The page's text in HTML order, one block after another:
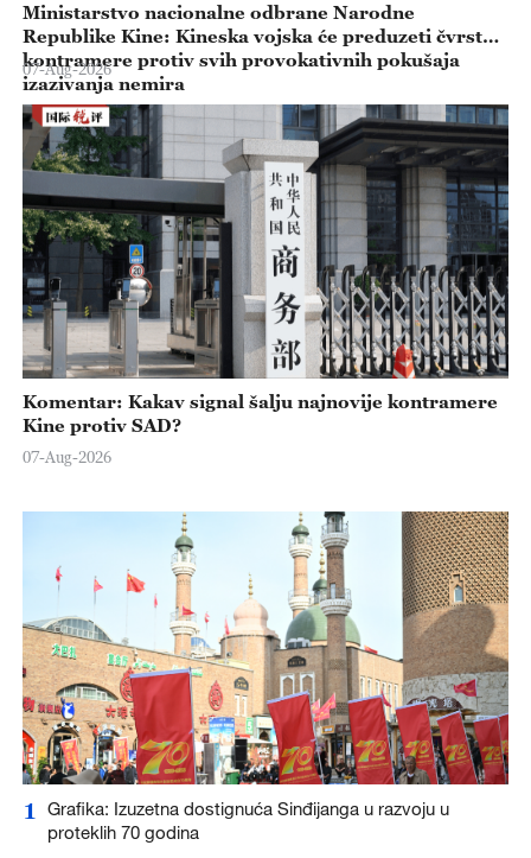
Ministarstvo nacionalne odbrane Narodne
Republike Kine: Kineska vojska će preduzeti čvrste
kontramere protiv svih provokativnih pokušaja
izazivanja nemira
07-Aug-2026
Komentar: Kakav signal šalju najnovije kontramere
Kine protiv SAD?
07-Aug-2026
1
Grafika: Izuzetna dostignuća Sinđijanga u razvoju u
proteklih 70 godina